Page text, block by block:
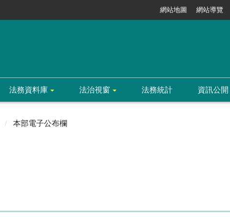
網站地圖 網站導覽
法務資料庫 法治視窗 法務統計 資訊公開
本部電子公布欄